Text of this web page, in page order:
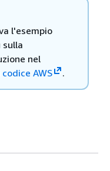
l'esempio
sulla
nel
AWS
.